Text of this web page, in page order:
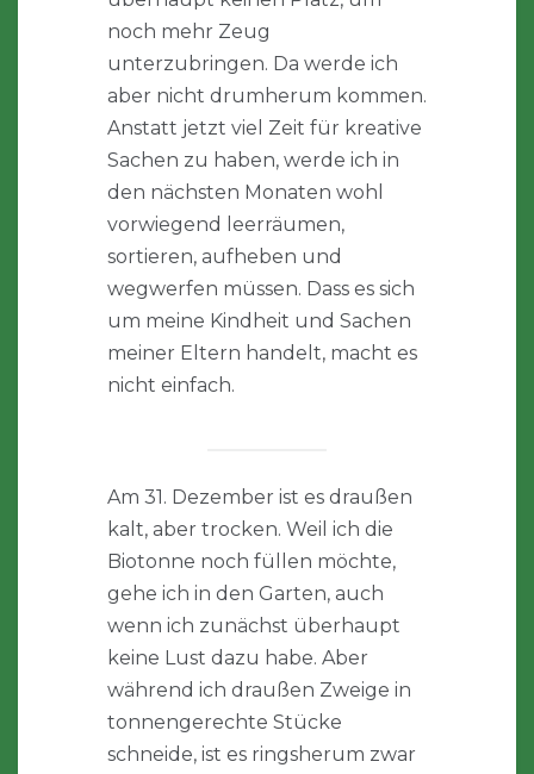
noch mehr Zeug
unterzubringen. Da werde ich
aber nicht drumherum kommen.
Anstatt jetzt viel Zeit für kreative
Sachen zu haben, werde ich in
den nächsten Monaten wohl
vorwiegend leerräumen,
sortieren, aufheben und
wegwerfen müssen. Dass es sich
um meine Kindheit und Sachen
meiner Eltern handelt, macht es
nicht einfach.
Am 31. Dezember ist es draußen
kalt, aber trocken. Weil ich die
Biotonne noch füllen möchte,
gehe ich in den Garten, auch
wenn ich zunächst überhaupt
keine Lust dazu habe. Aber
während ich draußen Zweige in
tonnengerechte Stücke
schneide, ist es ringsherum zwar